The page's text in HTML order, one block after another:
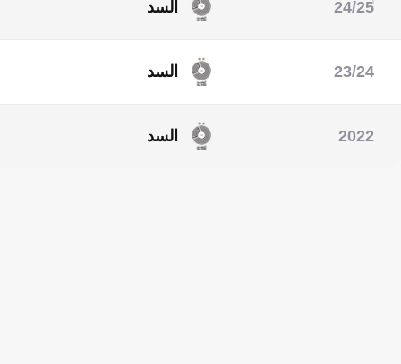
24/25 السد
23/24
السد
2022
السد